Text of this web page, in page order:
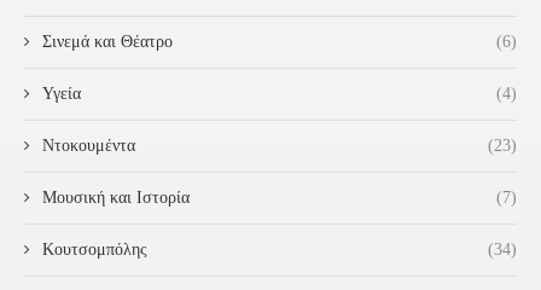
Σινεμά και Θέατρο (6)
Υγεία (4)
Ντοκουμέντα (23)
Μουσική και Ιστορία (7)
Κουτσομπόλης (34)